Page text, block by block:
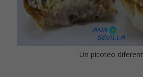
Un picoteo